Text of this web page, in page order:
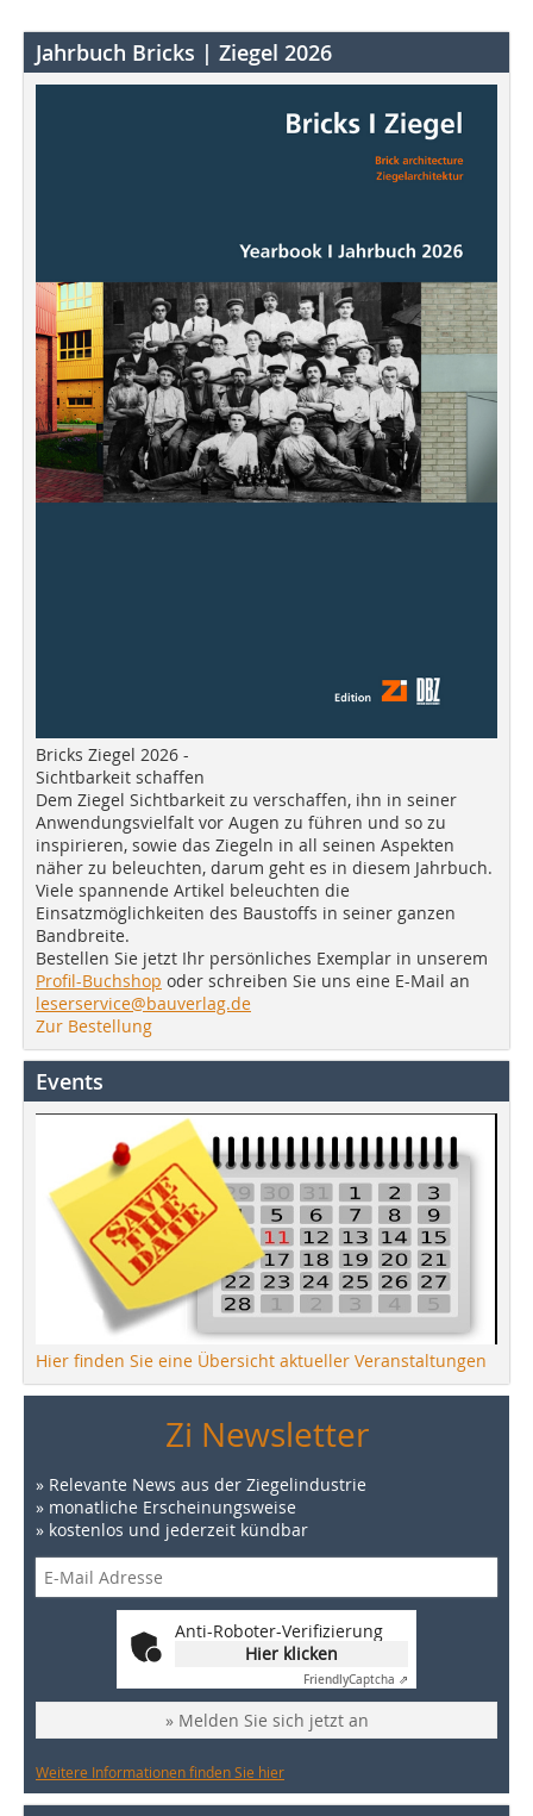
Jahrbuch Bricks | Ziegel 2026
Bricks Ziegel 2026 -
Sichtbarkeit schaffen
Dem Ziegel Sichtbarkeit zu verschaffen, ihn in seiner
Anwendungsvielfalt vor Augen zu führen und so zu
inspirieren, sowie das Ziegeln in all seinen Aspekten
näher zu beleuchten, darum geht es in diesem Jahrbuch.
Viele spannende Artikel beleuchten die
Einsatzmöglichkeiten des Baustoffs in seiner ganzen
Bandbreite.
Bestellen Sie jetzt Ihr persönliches Exemplar in unserem
Profil-Buchshop oder schreiben Sie uns eine E-Mail an
leserservice@bauverlag.de
Zur Bestellung
Events
Hier finden Sie eine Übersicht aktueller Veranstaltungen
Zi Newsletter
» Relevante News aus der Ziegelindustrie
» monatliche Erscheinungsweise
» kostenlos und jederzeit kündbar
Anti-Roboter-Verifizierung
Hier klicken
FriendlyCaptcha ⇗
» Melden Sie sich jetzt an
Weitere Informationen finden Sie hier